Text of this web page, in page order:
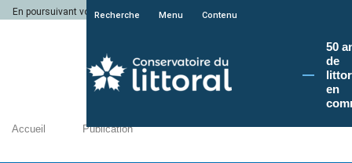
En poursuivant votre navigation sur le site du Conservatoire du littoral, vous
Recherche Menu Contenu
50
de
en
Accueil Publication